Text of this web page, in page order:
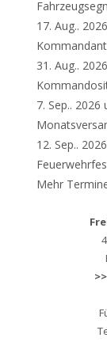
17. Aug..
31. Aug..
7. Sep.. 2026
12. Sep..
Mehr